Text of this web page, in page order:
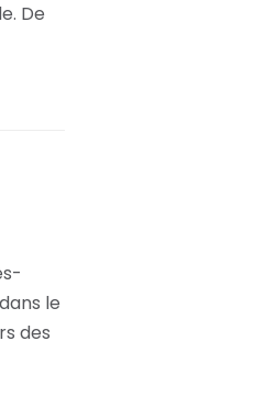
De
le
des